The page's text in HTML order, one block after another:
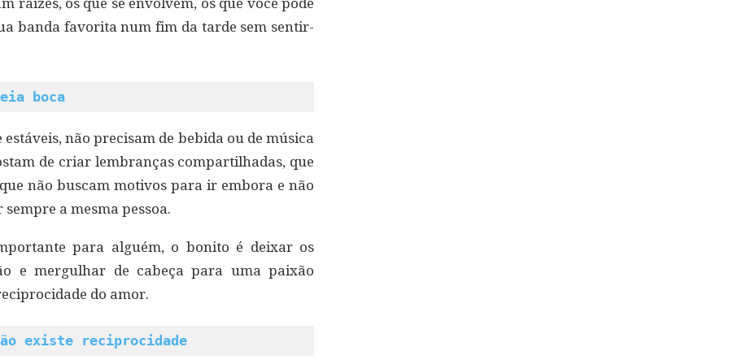
raízes, os que se envolvem, os que você pode
banda favorita num fim da tarde sem sentir-
boca
não precisam de bebida ou de música
de criar lembranças compartilhadas, que
não buscam motivos para ir embora e não
a mesma pessoa.
para alguém, o bonito é deixar os
e mergulhar de cabeça para uma paixão
do amor.
existe reciprocidade